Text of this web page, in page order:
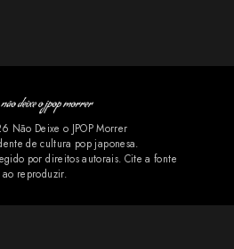
A novidade rapidamente
do YouTube, muitos
faixa aos serviços de streaming e
relacionadas ao projeto também sejam
Também não f...
Não Deixe o JPOP Morrer
de cultura pop japonesa.
por direitos autorais. Cite a fonte
ao reproduzir.